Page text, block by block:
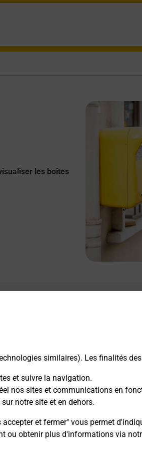
similaires). Les finalités
et suivre la navigation.
nos sites et communications en
notre site et en dehors.
et fermer" vous permet
ou obtenir plus d'informations via
les boîtes